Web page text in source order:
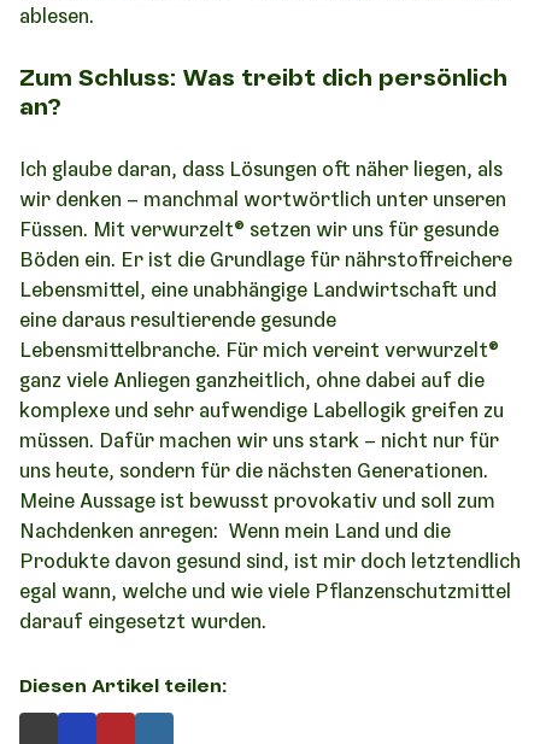
ablesen.
Zum Schluss: Was treibt dich persönlich
an?
Ich glaube daran, dass Lösungen oft näher liegen, als
wir denken – manchmal wortwörtlich unter unseren
Füssen. Mit verwurzelt® setzen wir uns für gesunde
Böden ein. Er ist die Grundlage für nährstoffreichere
Lebensmittel, eine unabhängige Landwirtschaft und
eine daraus resultierende gesunde
Lebensmittelbranche. Für mich vereint verwurzelt®
ganz viele Anliegen ganzheitlich, ohne dabei auf die
komplexe und sehr aufwendige Labellogik greifen zu
müssen. Dafür machen wir uns stark – nicht nur für
uns heute, sondern für die nächsten Generationen.
Meine Aussage ist bewusst provokativ und soll zum
Nachdenken anregen: Wenn mein Land und die
Produkte davon gesund sind, ist mir doch letztendlich
egal wann, welche und wie viele Pflanzenschutzmittel
darauf eingesetzt wurden.
Diesen Artikel teilen: